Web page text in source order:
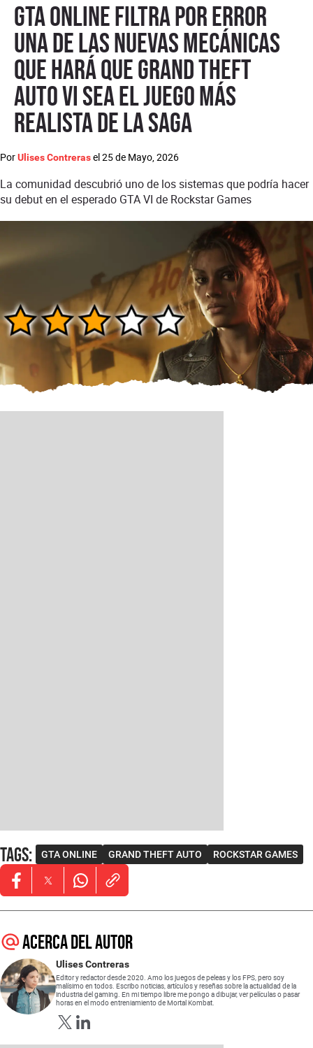
GTA Online filtra por error
una de las nuevas mecánicas
que hará que Grand Theft
Auto VI sea el juego más
realista de la saga
PorUlises Contrerasel25 de Mayo, 2026
La comunidad descubrió uno de los sistemas que podría hacer
su debut en el esperado GTA VI de Rockstar Games
Tags: GTA ONLINE GRAND THEFT AUTO ROCKSTAR GAMES
Opens in new window
Opens in new window
Opens in new window
Acerca del autor
Ulises Contreras
Editor y redactor desde 2020. Amo los juegos de peleas y los FPS, pero soy
malísimo en todos. Escribo noticias, artículos y reseñas sobre la actualidad de la
industria del gaming. En mi tiempo libre me pongo a dibujar, ver películas o pasar
horas en el modo entreniamiento de Mortal Kombat.
Opens in new window
Opens in new window